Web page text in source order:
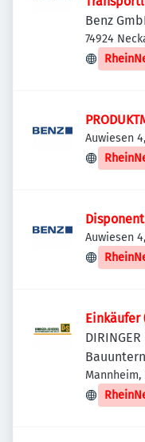
Benz
74924
Auwiesen
Auwiesen
Mannheim,